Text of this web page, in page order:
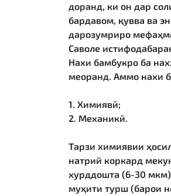
доранд, ки он дар
бардавом, қувва ва
дарозумриро
Саволе
Нахи бамбукро ба
меоранд. Аммо нахи
1. Химиявӣ;
2. Механикӣ.
Тарзи химиявии
натрий коркард
хурддошта (6-30
муҳити турш (барои